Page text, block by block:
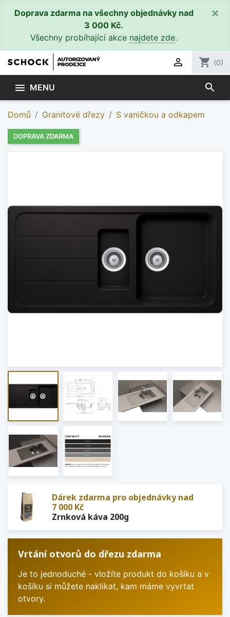
Doprava zdarma na všechny objednávky nad
3 000 Kč.
Všechny probíhající akce najdete zde.
×
 shopping_cart (0)
 MENU search
Domů Granitové dřezy S vaničkou a odkapem
DOPRAVA ZDARMA
Dárek zdarma pro objednávky nad
7 000 Kč
Zrnková káva 200g
Vrtání otvorů do dřezu zdarma
Je to jednoduché - vložíte produkt do košíku a v
košíku si můžete naklikat, kam máme vyvrtat
otvory.